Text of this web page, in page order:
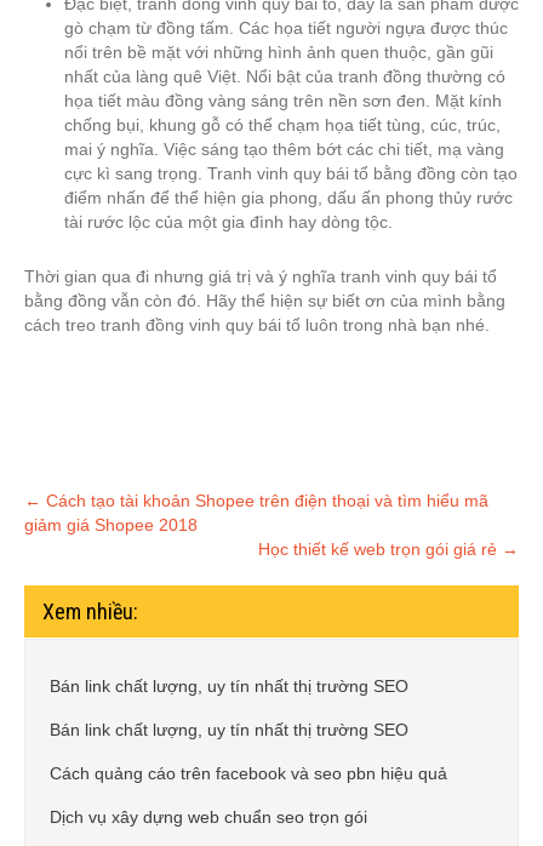
Đặc biệt, tranh đồng vinh quy bái tổ, đây là sản phẩm được
gò chạm từ đồng tấm. Các họa tiết người ngựa được thúc
nổi trên bề mặt với những hình ảnh quen thuộc, gần gũi
nhất của làng quê Việt. Nổi bật của tranh đồng thường có
họa tiết màu đồng vàng sáng trên nền sơn đen. Mặt kính
chống bụi, khung gỗ có thể chạm họa tiết tùng, cúc, trúc,
mai ý nghĩa. Việc sáng tạo thêm bớt các chi tiết, mạ vàng
cực kì sang trọng. Tranh vinh quy bái tổ bằng đồng còn tạo
điểm nhấn để thể hiện gia phong, dấu ấn phong thủy rước
tài rước lộc của một gia đình hay dòng tộc.
Thời gian qua đi nhưng giá trị và ý nghĩa tranh vinh quy bái tổ
bằng đồng vẫn còn đó. Hãy thể hiện sự biết ơn của mình bằng
cách treo tranh đồng vinh quy bái tổ luôn trong nhà bạn nhé.
Post
navigation
← Cách tạo tài khoản Shopee trên điện thoại và tìm hiểu mã
giảm giá Shopee 2018
Học thiết kế web trọn gói giá rẻ →
Xem nhiều:
Bán link chất lượng, uy tín nhất thị trường SEO
Bán link chất lượng, uy tín nhất thị trường SEO
Cách quảng cáo trên facebook và seo pbn hiệu quả
Dịch vụ xây dựng web chuẩn seo trọn gói